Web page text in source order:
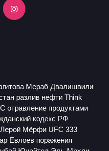
Мераб Двалишвили
разлив нефти Think
отравление продуктами
кодекс РФ
Лерой Мёрфи UFC 333
Евлоев поражения